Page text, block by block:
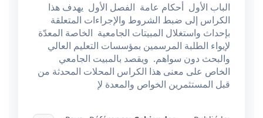
الباب الأول أحكام عامة الفصل الأول يهدف هذا
الكراس إلى ضبط الشروط والإجراءات المتعلقة
بإحداث واستغلال المبيتات الجامعية الخاصة المعدّة
لإيواء الطلبة المرسمين بمؤسسات التعليم العالي
والبحث دون سواهم. ويقصد بالمبيت الجامعي
الخاص على معنى هذا الكراس المحلات المحدثة من
قبل المستثمرين الخواص والمعدة لإ